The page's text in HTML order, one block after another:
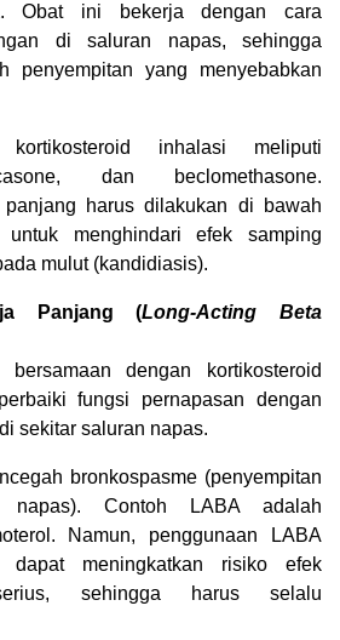
Obat ini bekerja dengan cara
di saluran napas, sehingga
penyempitan yang menyebabkan
inhalasi meliputi
dan beclomethasone.
panjang harus dilakukan di bawah
untuk menghindari efek samping
mulut (kandidiasis).
Panjang (Long-Acting Beta
dengan kortikosteroid
fungsi pernapasan dengan
sekitar saluran napas.
bronkospasme (penyempitan
napas). Contoh LABA adalah
Namun, penggunaan LABA
dapat meningkatkan risiko efek
sehingga harus selalu